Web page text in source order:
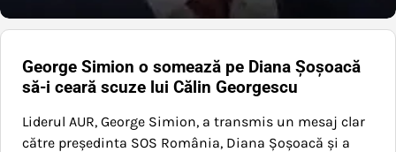
George Simion o somează pe Diana Șoșoacă
să-i ceară scuze lui Călin Georgescu
Liderul AUR, George Simion, a transmis un mesaj clar
către președinta SOS România, Diana Șoșoacă și a